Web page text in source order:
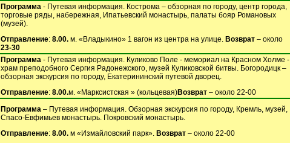
Программа - Путевая информация. Кострома – обзорная по городу, центр города,
торговые ряды, набережная, Ипатьевский монастырь, палаты бояр Романовых
(музей).
Отправление: 8.00. м. «Владыкино» 1 вагон из центра на улице. Возврат – около
23-30
Программа - Путевая информация. Куликово Поле - мемориал на Красном Холме -
храм преподобного Сергия Радонежского, музей Куликовской битвы. Богородицк –
обзорная экскурсия по городу, Екатерининский путевой дворец.
Отправление: 8.00.м. «Марксистская » (кольцевая)Возврат – около 22-00
Программа – Путевая информация. Обзорная экскурсия по городу, Кремль, музей,
Спасо-Евфимьев монастырь. Покровский монастырь.
Отправление: 8.00. м «Измайловский парк». Возврат – около 22-00